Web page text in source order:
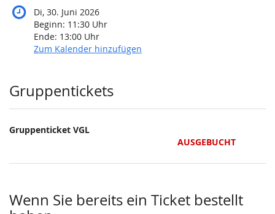
Di, 30. Juni 2026
Beginn: 11:30 Uhr
Ende: 13:00 Uhr
Zum Kalender hinzufügen
Produkte
Gruppentickets
Gruppenticket VGL
AUSGEBUCHT
Wenn Sie bereits ein Ticket bestellt